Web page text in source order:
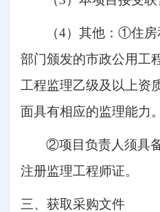
（4）其他：①住房
部门颁发的市政公用工
工程监理乙级及以上资
面具有相应的监理能力。
②项目负责人须具
注册监理工程师证。
三、获取采购文件